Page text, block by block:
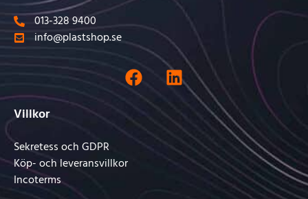
013-328 9400
info@plastshop.se
Villkor
Sekretess och GDPR
Köp- och leveransvillkor
Incoterms